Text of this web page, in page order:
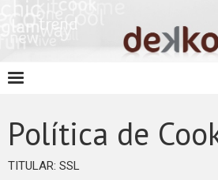
Política de
TITULAR: SSL